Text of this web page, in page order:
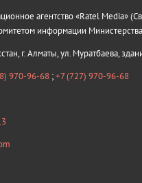
агентство «Ratel Media»
информации
г. Алматы, ул. Муратбаева,
970-96-68 ;+7 (727) 970-96-68